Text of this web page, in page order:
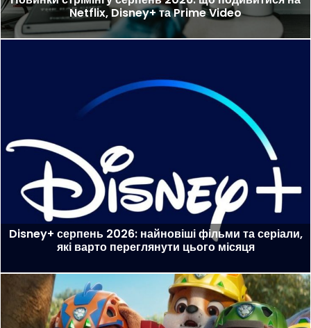
Netflix, Disney+ та Prime Video
Disney+ серпень 2026: найновіші фільми та серіали,
які варто переглянути цього місяця